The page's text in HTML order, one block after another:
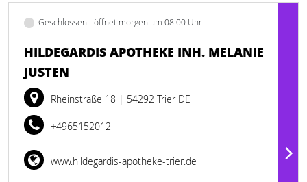
Geschlossen - öffnet morgen um 08:00 Uhr
HILDEGARDIS APOTHEKE INH. MELANIE
JUSTEN
Rheinstraße 18 | 54292 Trier DE
+4965152012
www.hildegardis-apotheke-trier.de